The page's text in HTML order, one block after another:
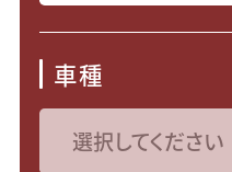
車種